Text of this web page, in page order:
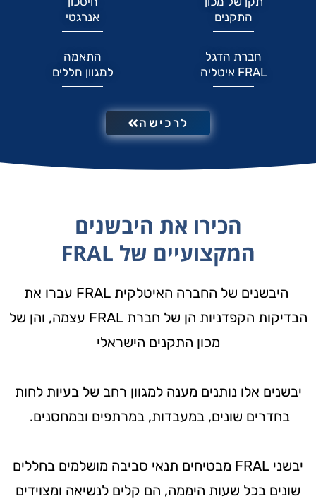
התקנים
אנרגטי
חברת הדגל
FRAL איטליה
התאמה
למגוון חללים
לרכישה
הכירו את היבשנים
המקצועיים של FRAL
היבשנים של החברה האיטלקית FRAL עברו את
הבדיקות הקפדניות הן של חברת FRAL עצמה, והן של
מכון התקנים הישראלי
יבשנים אלו נותנים מענה למגוון רחב של בעיות לחות
בחדרים שונים, במעבדות, במרתפים ובמחסנים.
יבשני FRAL מבטיחים תנאי סביבה מושלמים בחללים
שונים בכל שעות היממה, הם קלים לנשיאה ומצוידים